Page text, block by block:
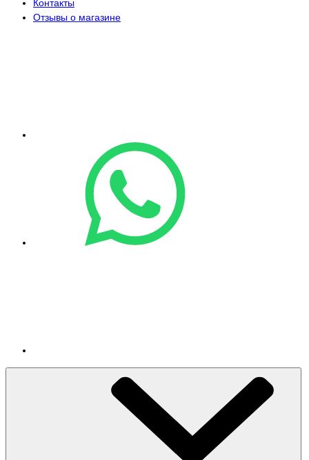
Контакты
Отзывы о магазине